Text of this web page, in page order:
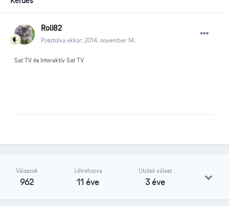
Roli82
Posztolva ekkor: 2014. november 14.
Sat TV és Interaktív Sat TV
Válaszok
962
Létrehozva
11 éve
Utolsó válasz
3 éve